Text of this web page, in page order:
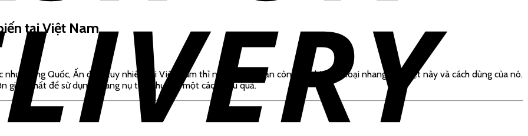
tại Việt Nam
Trung Quốc, Ấn độ…, tuy nhiên tại Việt Nam thì nhiều người vẫn còn chưa biết tới loại nhang đặc biệt này và cách dùng của nó.
giản nhất để sử dụng nhang nụ trầm hương một cách hiệu quả.